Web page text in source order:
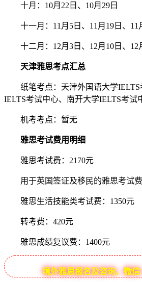
十月：10月22日、10月29日
十一月：11月5日、11月19日、11
十二月：12月3日、12月10日、12
天津雅思考点汇总
纸笔考点：天津外国语大学IELTS
IELTS考试中心、南开大学IELTS考试
机考考点：暂无
雅思考试费用明细
雅思考试费：2170元
用于英国签证及移民的雅思考试费
雅思生活技能类考试费：1350元
转考费：420元
雅思成绩复议费：1400元
境外雅思报名及咨询，微信